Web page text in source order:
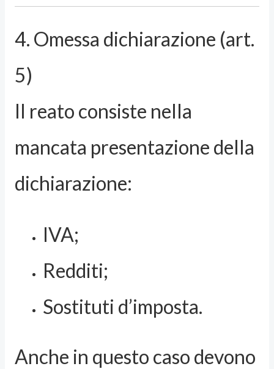
4. Omessa dichiarazione (art.
5)
Il reato consiste nella
mancata presentazione della
dichiarazione:
IVA;
Redditi;
Sostituti d’imposta.
Anche in questo caso devono